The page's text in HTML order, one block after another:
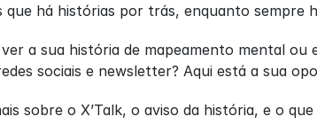
que há histórias por trás, enquanto sempre
a sua história de mapeamento mental
sociais e newsletter? Aqui está a sua
sobre o X’Talk, o aviso da história, e o